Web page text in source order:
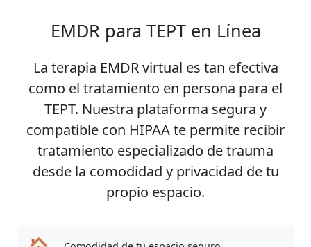
EMDR para TEPT en Línea
La terapia EMDR virtual es tan efectiva
como el tratamiento en persona para el
TEPT. Nuestra plataforma segura y
compatible con HIPAA te permite recibir
tratamiento especializado de trauma
desde la comodidad y privacidad de tu
propio espacio.